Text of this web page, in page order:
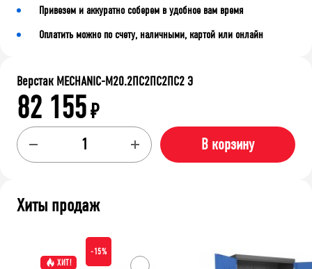
Привезем и аккуратно соберем в удобное вам время
Оплатить можно по счету, наличными, картой или онлайн
Верстак MECHANIC-М20.2ПС2ПС2ПС2 Э
82 155₽
В корзину
Хиты продаж
ХИТ!
-15%